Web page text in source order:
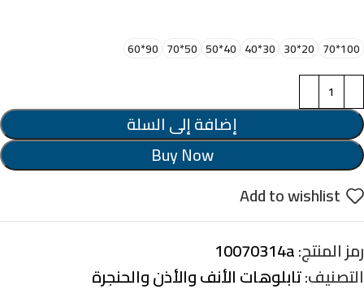
100*70
20*30
30*40
40*50
50*70
90*60
إضافة إلى السلة
Buy Now
Add to wishlist
رمز المنتج:10070314a
التصنيف:تابلوهات الأنف والأذن والحنجرة